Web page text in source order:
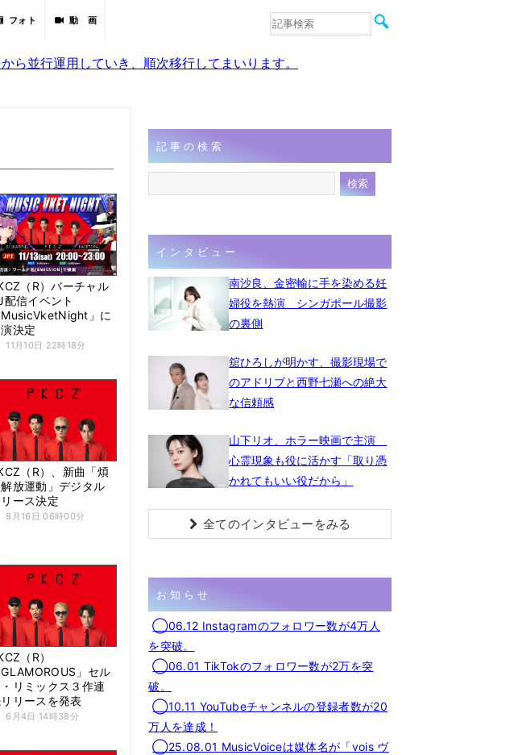
フォト 動 画
音楽
並行運用していき、順次移行してまいります。
（R）バーチャル
配信イベント
MusicVketNight」に
決定
11月10日 22時18分
（R）、新曲「煩
放運動」デジタル
リース決定
8月16日 06時00分
（R）
GLAMOROUS」セル
リミックス３作連
リースを発表
6月4日 14時38分
記事の検索
インタビュー
南沙良、金密輸に手を染める妊
婦役を熱演 シンガポール撮影
の裏側
舘ひろしが明かす、撮影現場で
のアドリブと西野七瀬への絶大
な信頼感
山下リオ、ホラー映画で主演
心霊現象も役に活かす「取り憑
かれてもいい役だから」
全てのインタビューをみる
お知らせ
◯06.12 Instagramのフォロワー数が4万人
を突破。
◯06.01 TikTokのフォロワー数が2万を突
破。
◯10.11 YouTubeチャンネルの登録者数が20
万人を達成！
◯25.08.01 MusicVoiceは媒体名が「vois ヴ